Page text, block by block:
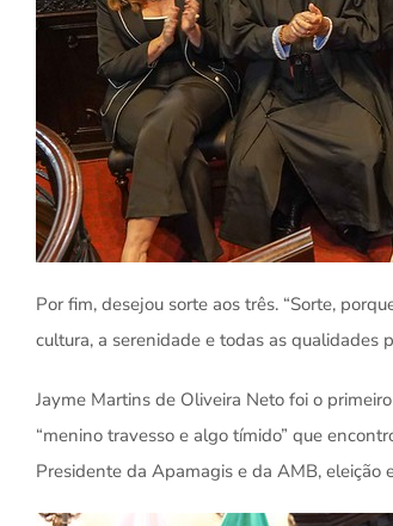
Por fim, desejou sorte aos três. “Sorte,
cultura, a serenidade e todas as qualidades
Jayme Martins de Oliveira Neto foi o
“menino travesso e algo tímido” que
Presidente da Apamagis e da AMB,